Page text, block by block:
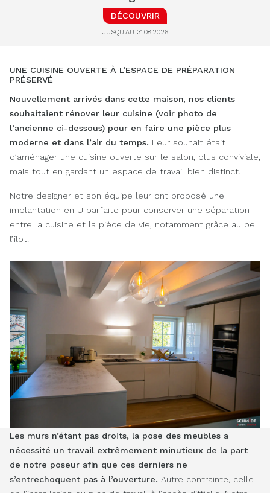
DÉCOUVRIR
JUSQU'AU 31.08.2026
UNE CUISINE OUVERTE À L’ESPACE DE PRÉPARATION
PRÉSERVÉ
Nouvellement arrivés dans cette maison, nos clients
souhaitaient rénover leur cuisine (voir photo de
l’ancienne ci-dessous) pour en faire une pièce plus
moderne et dans l’air du temps. Leur souhait était
d’aménager une cuisine ouverte sur le salon, plus conviviale,
mais tout en gardant un espace de travail bien distinct.
Notre designer et son équipe leur ont proposé une
implantation en U parfaite pour conserver une séparation
entre la cuisine et la pièce de vie, notamment grâce au bel
l’îlot.
Les murs n’étant pas droits, la pose des meubles a
nécessité un travail extrêmement minutieux de la part
de notre poseur afin que ces derniers ne
s’entrechoquent pas à l’ouverture. Autre contrainte, celle